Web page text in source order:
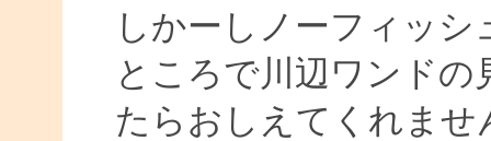
しかーしノーフィッシ
ところで川辺ワンド
たらおしえてくれませ